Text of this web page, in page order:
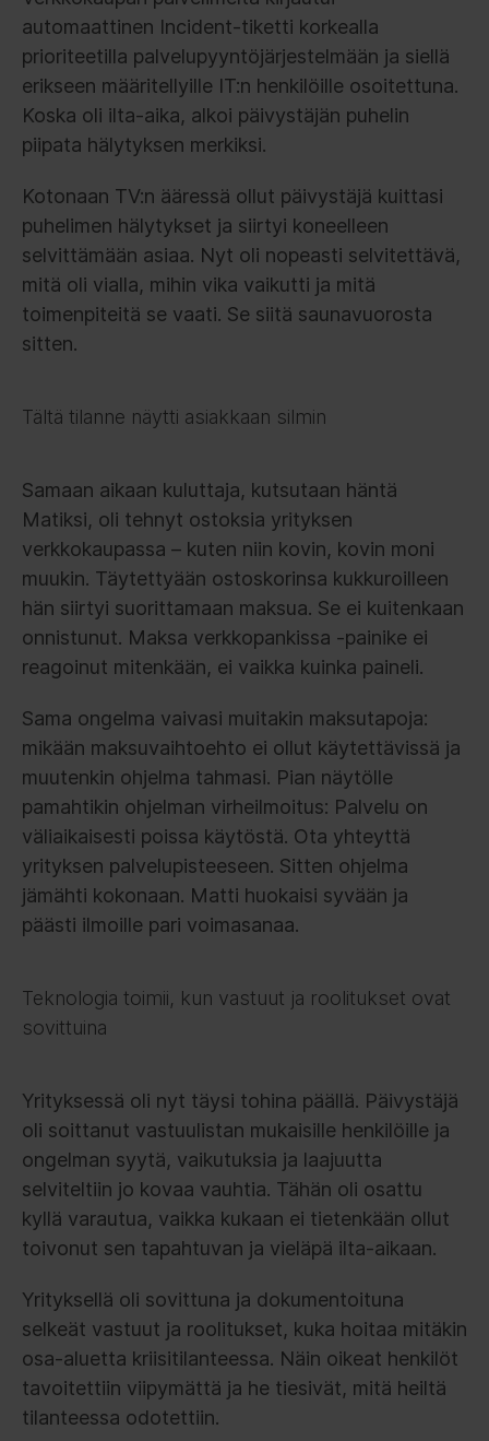
automaattinen Incident-tiketti korkealla
prioriteetilla palvelupyyntöjärjestelmään ja siellä
erikseen määritellyille IT:n henkilöille osoitettuna.
Koska oli ilta-aika, alkoi päivystäjän puhelin
piipata hälytyksen merkiksi.
Kotonaan TV:n ääressä ollut päivystäjä kuittasi
puhelimen hälytykset ja siirtyi koneelleen
selvittämään asiaa. Nyt oli nopeasti selvitettävä,
mitä oli vialla, mihin vika vaikutti ja mitä
toimenpiteitä se vaati. Se siitä saunavuorosta
sitten.
Tältä tilanne näytti asiakkaan silmin
Samaan aikaan kuluttaja, kutsutaan häntä
Matiksi, oli tehnyt ostoksia yrityksen
verkkokaupassa – kuten niin kovin, kovin moni
muukin. Täytettyään ostoskorinsa kukkuroilleen
hän siirtyi suorittamaan maksua. Se ei kuitenkaan
onnistunut. Maksa verkkopankissa -painike ei
reagoinut mitenkään, ei vaikka kuinka paineli.
Sama ongelma vaivasi muitakin maksutapoja:
mikään maksuvaihtoehto ei ollut käytettävissä ja
muutenkin ohjelma tahmasi. Pian näytölle
pamahtikin ohjelman virheilmoitus: Palvelu on
väliaikaisesti poissa käytöstä. Ota yhteyttä
yrityksen palvelupisteeseen. Sitten ohjelma
jämähti kokonaan. Matti huokaisi syvään ja
päästi ilmoille pari voimasanaa.
Teknologia toimii, kun vastuut ja roolitukset ovat
sovittuina
Yrityksessä oli nyt täysi tohina päällä. Päivystäjä
oli soittanut vastuulistan mukaisille henkilöille ja
ongelman syytä, vaikutuksia ja laajuutta
selviteltiin jo kovaa vauhtia. Tähän oli osattu
kyllä varautua, vaikka kukaan ei tietenkään ollut
toivonut sen tapahtuvan ja vieläpä ilta-aikaan.
Yrityksellä oli sovittuna ja dokumentoituna
selkeät vastuut ja roolitukset, kuka hoitaa mitäkin
osa-aluetta kriisitilanteessa. Näin oikeat henkilöt
tavoitettiin viipymättä ja he tiesivät, mitä heiltä
tilanteessa odotettiin.